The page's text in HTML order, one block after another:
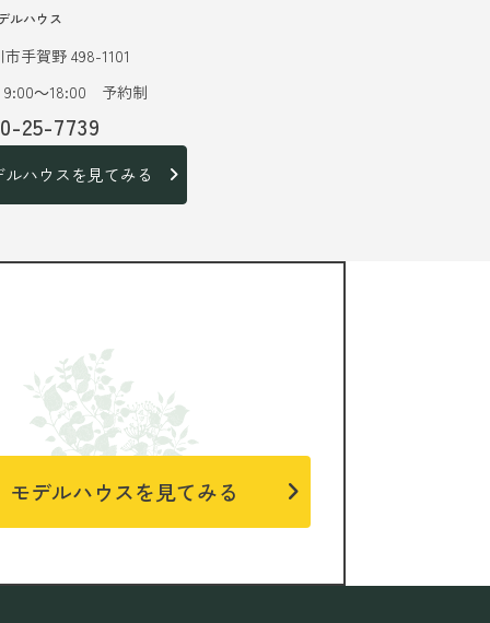
ルハウス
手賀野 498-1101
9:00～18:00 予約制
25-7739
ルハウスを見てみる
モデルハウスを見てみる